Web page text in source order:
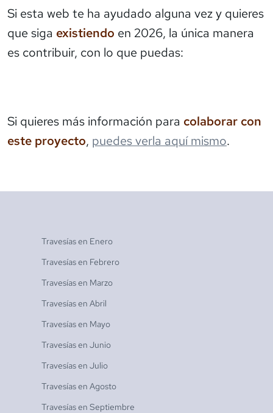
Si esta web te ha ayudado alguna vez y quieres
que siga existiendo en 2026, la única manera
es contribuir, con lo que puedas:
Si quieres más información para colaborar con
este proyecto, puedes verla aquí mismo.
Travesías en Enero
Travesías en Febrero
Travesías en Marzo
Travesías en Abril
Travesías en Mayo
Travesías en Junio
Travesías en Julio
Travesías en Agosto
Travesías en Septiembre